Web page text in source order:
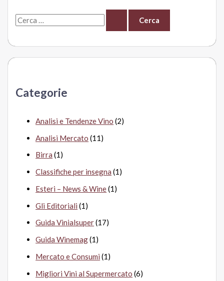
C
r
:Categorie
Analisi e Tendenze Vino (2)
Analisi Mercato (11)
Birra (1)
Classifiche per insegna (1)
Esteri – News & Wine(1)
Gli Editoriali (1)
Guida Vinialsuper(17)
Guida Winemag(1)
Mercato e Consumi (1)
Migliori Vini al Supermercato (6)